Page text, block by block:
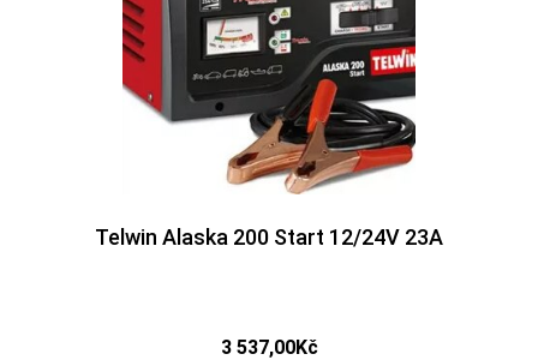
Telwin Alaska 200 Start 12/24V 23A
3 537,00Kč